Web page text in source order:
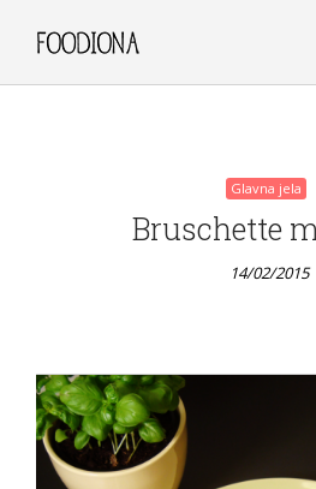
Glavna jela
Bruschette
14/02/2015